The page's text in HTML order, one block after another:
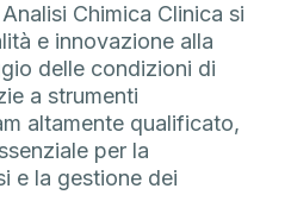
Chimica Clinica si
e innovazione alla
delle condizioni di
a strumenti
altamente qualificato,
per la
e la gestione dei